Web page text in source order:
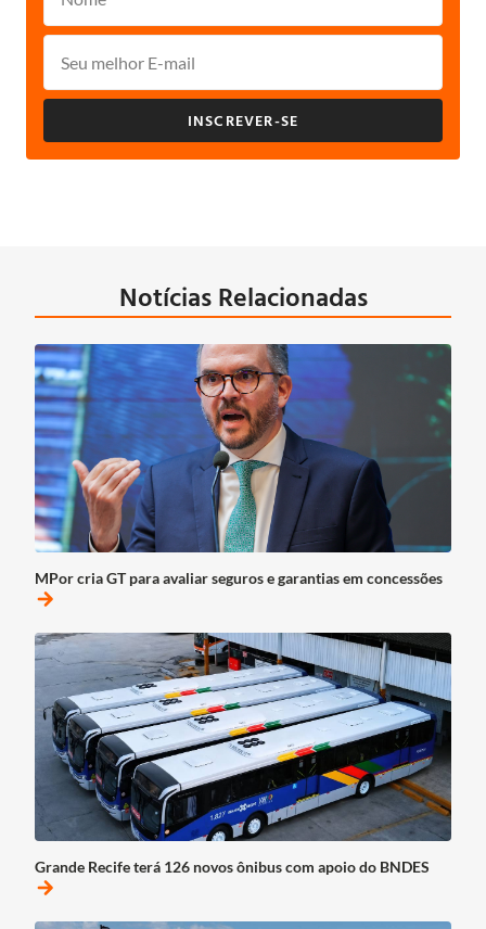
INSCREVER-SE
Notícias Relacionadas
MPor cria GT para avaliar seguros e garantias em concessões
arrow_forward
Grande Recife terá 126 novos ônibus com apoio do BNDES
arrow_forward